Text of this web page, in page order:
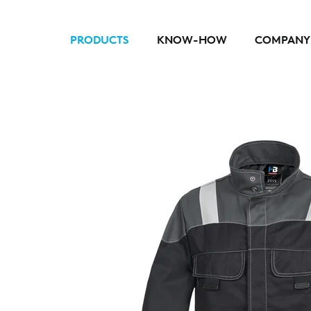
PRODUCTS KNOW-HOW COMPANY